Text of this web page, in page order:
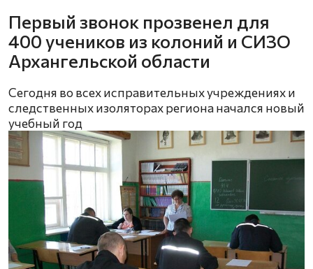
Первый звонок прозвенел для
400 учеников из колоний и СИЗО
Архангельской области
Сегодня во всех исправительных учреждениях и
следственных изоляторах региона начался новый
учебный год